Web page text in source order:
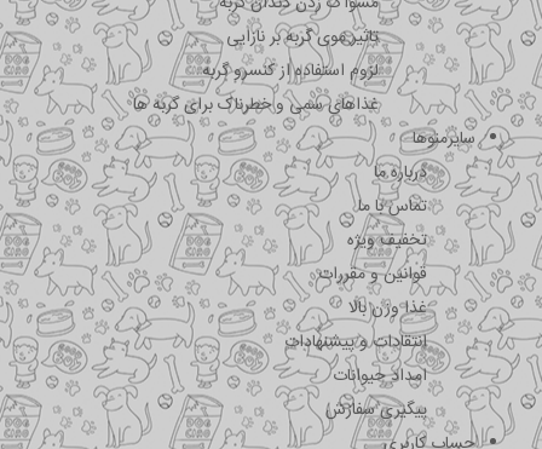
تاثیر موی گربه بر نازایی
لزوم استفاده از کنسرو گربه
غذاهای سمی و خطرناک برای گربه ها
سایرمنوها
درباره ما
تماس با ما
تخفیف ویژه
قوانین و مقررات
غذا وزن بالا
انتقادات و پیشنهادات
امداد حیوانات
پیگیری سفارش